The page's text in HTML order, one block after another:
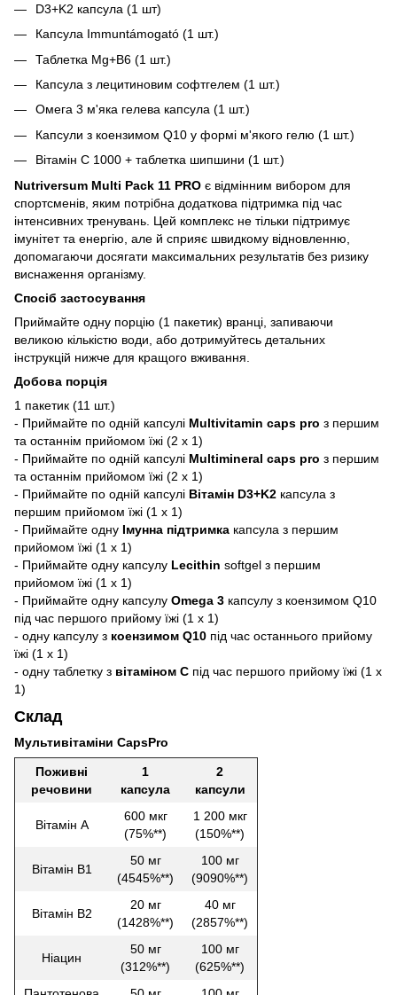
D3+K2 капсула (1 шт)
Капсула Immuntámogató (1 шт.)
Таблетка Mg+B6 (1 шт.)
Капсула з лецитиновим софтгелем (1 шт.)
Омега 3 м'яка гелева капсула (1 шт.)
Капсули з коензимом Q10 у формі м'якого гелю (1 шт.)
Вітамін С 1000 + таблетка шипшини (1 шт.)
Nutriversum Multi Pack 11 PRO є відмінним вибором для
спортсменів, яким потрібна додаткова підтримка під час
інтенсивних тренувань. Цей комплекс не тільки підтримує
імунітет та енергію, але й сприяє швидкому відновленню,
допомагаючи досягати максимальних результатів без ризику
виснаження організму.
Спосіб застосування
Приймайте одну порцію (1 пакетик) вранці, запиваючи
великою кількістю води, або дотримуйтесь детальних
інструкцій нижче для кращого вживання.
Добова порція
1 пакетик (11 шт.)
- Приймайте по одній капсулі Multivitamin caps pro з першим
та останнім прийомом їжі (2 х 1)
- Приймайте по одній капсулі Multimineral caps pro з першим
та останнім прийомом їжі (2 х 1)
- Приймайте по одній капсулі Вітамін D3+K2 капсула з
першим прийомом їжі (1 х 1)
- Приймайте одну Імунна підтримка капсула з першим
прийомом їжі (1 х 1)
- Приймайте одну капсулу Lecithin softgel з першим
прийомом їжі (1 x 1)
- Приймайте одну капсулу Omega 3 капсулу з коензимом Q10
під час першого прийому їжі (1 х 1)
- одну капсулу з коензимом Q10 під час останнього прийому
їжі (1 х 1)
- одну таблетку з вітаміном С під час першого прийому їжі (1 х
1)
Склад
Мультивітаміни CapsPro
Поживні
речовини
1
капсула
2
капсули
Вітамін A
600 мкг
(75%**)
1 200 мкг
(150%**)
Вітамін B1
50 мг
(4545%**)
100 мг
(9090%**)
Вітамін B2
20 мг
(1428%**)
40 мг
(2857%**)
Ніацин
50 мг
(312%**)
100 мг
(625%**)